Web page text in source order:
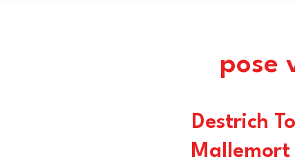
pose
Destrich
Mallemort